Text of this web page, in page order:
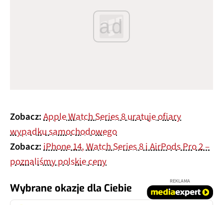
ad
Zobacz:Apple Watch Series 8 uratuje ofiary
wypadku samochodowego
Zobacz:iPhone 14, Watch Series 8 i AirPods Pro 2 –
poznaliśmy polskie ceny
Wybrane okazje dla Ciebie
REKLAMA